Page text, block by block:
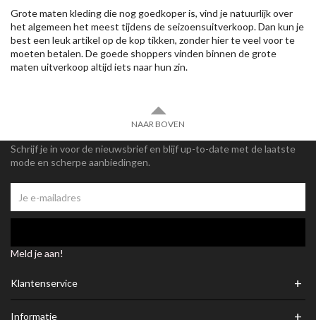
Grote maten kleding die nog goedkoper is, vind je natuurlijk over
het algemeen het meest tijdens de seizoensuitverkoop. Dan kun je
best een leuk artikel op de kop tikken, zonder hier te veel voor te
moeten betalen. De goede shoppers vinden binnen de grote
maten uitverkoop altijd iets naar hun zin.
NAAR BOVEN
Schrijf je in voor de nieuwsbrief en blijf up-to-date met de laatste
mode en scherpe aanbiedingen.
Meld je aan!
Klantenservice +
Informatie +